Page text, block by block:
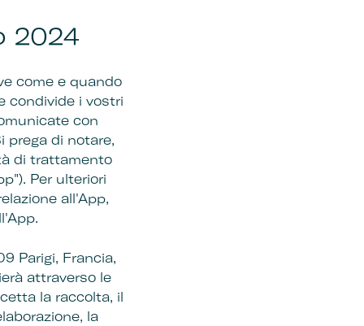
2024
come e quando
condivide i vostri
con
prega di notare,
di trattamento
Per ulteriori
all'App,
Parigi, Francia,
attraverso le
la raccolta, il
la